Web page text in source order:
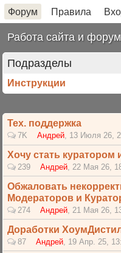
Форум Правила
Работа сайта и
Подразделы
Инструкции
Тех. поддержка
7K Андрей, 13 Июля 26,
Хочу стать
239 Андрей, 22 Мая 26,
Обжаловать
Модераторов и
274 Андрей, 21 Мая 26,
Доработки
87 Андрей, 19 Апр. 25,